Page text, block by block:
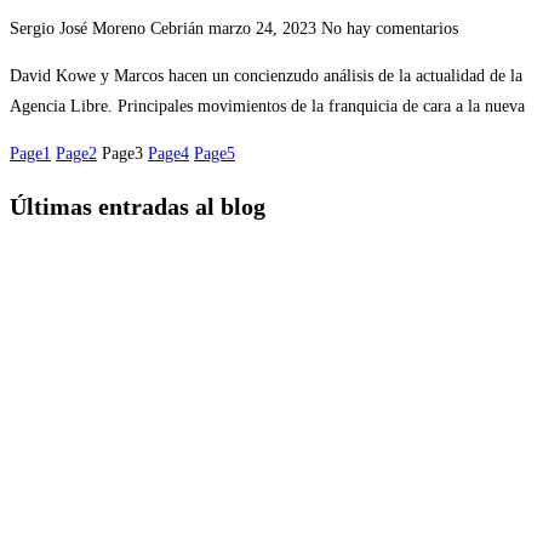
Sergio José Moreno Cebrián marzo 24, 2023 No hay comentarios
David Kowe y Marcos hacen un concienzudo análisis de la actualidad de la
Agencia Libre. Principales movimientos de la franquicia de cara a la nueva
Page1 Page2 Page3 Page4 Page5
Últimas entradas al blog